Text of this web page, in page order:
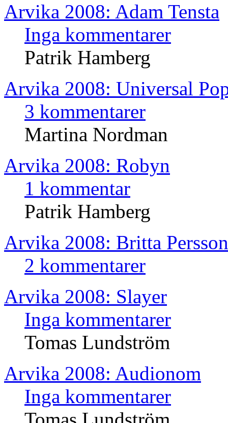
Arvika 2008: Adam Tensta
Inga kommentarer
Patrik Hamberg
Arvika 2008: Universal
3 kommentarer
Martina Nordman
Arvika 2008: Robyn
1 kommentar
Patrik Hamberg
Arvika 2008: Britta Persson
2 kommentarer
Arvika 2008: Slayer
Inga kommentarer
Tomas Lundström
Arvika 2008: Audionom
Inga kommentarer